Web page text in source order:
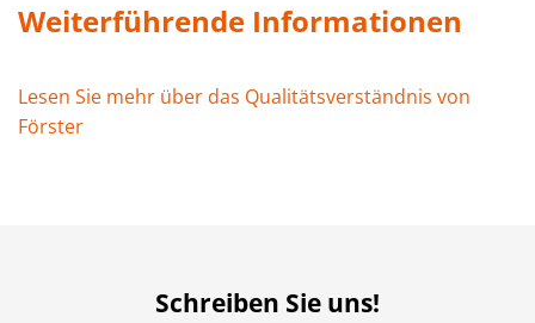
Weiterführende Informationen
Lesen Sie mehr über das Qualitätsverständnis von
Förster
Schreiben Sie uns!